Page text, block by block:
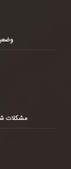
مشکلات